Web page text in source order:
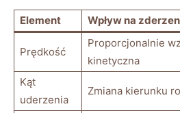
Element Wpływ na
Prędkość
Proporcjonalnie
kinetyczna
Kąt
uderzenia
Zmiana kierunku